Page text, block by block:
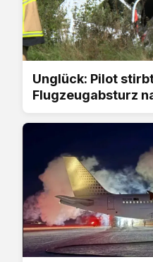
Unglück: Pilot
Flugzeugabsturz